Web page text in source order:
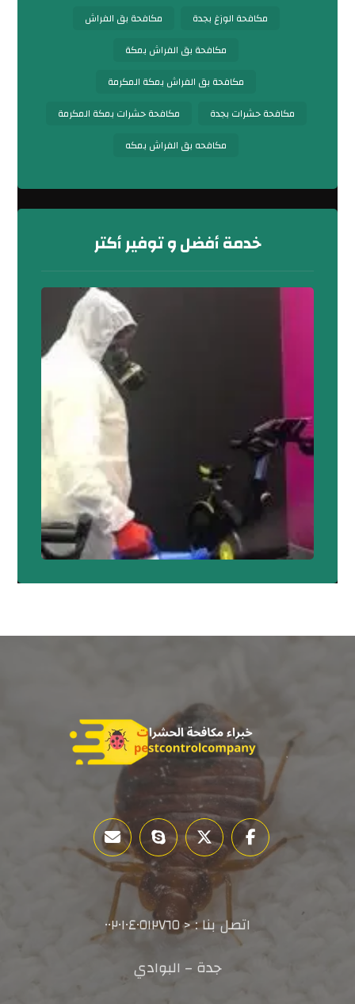
مكافحة الوزغ بجدة
مكافحة بق الفراش
مكافحة بق الفراش بمكة
مكافحة بق الفراش بمكة المكرمة
مكافحة حشرات بجدة
مكافحة حشرات بمكة المكرمة
مكافحه بق الفراش بمكه
خدمة أفضل و توفير أكتر
اتصل بنا : < ٠٠٢٠١٠٤٠٥١٢٧٦٥
جدة – البوادي